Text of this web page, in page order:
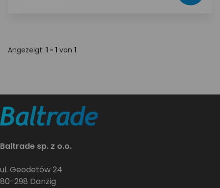
Angezeigt: 1 - 1 von 1
Baltrade sp. z o.o.
ul. Geodetów 24
80-298 Danzig